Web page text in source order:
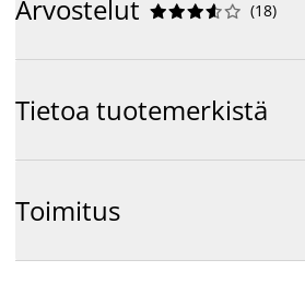
Arvostelut 




 (18)
Tietoa tuotemerkistä
Toimitus